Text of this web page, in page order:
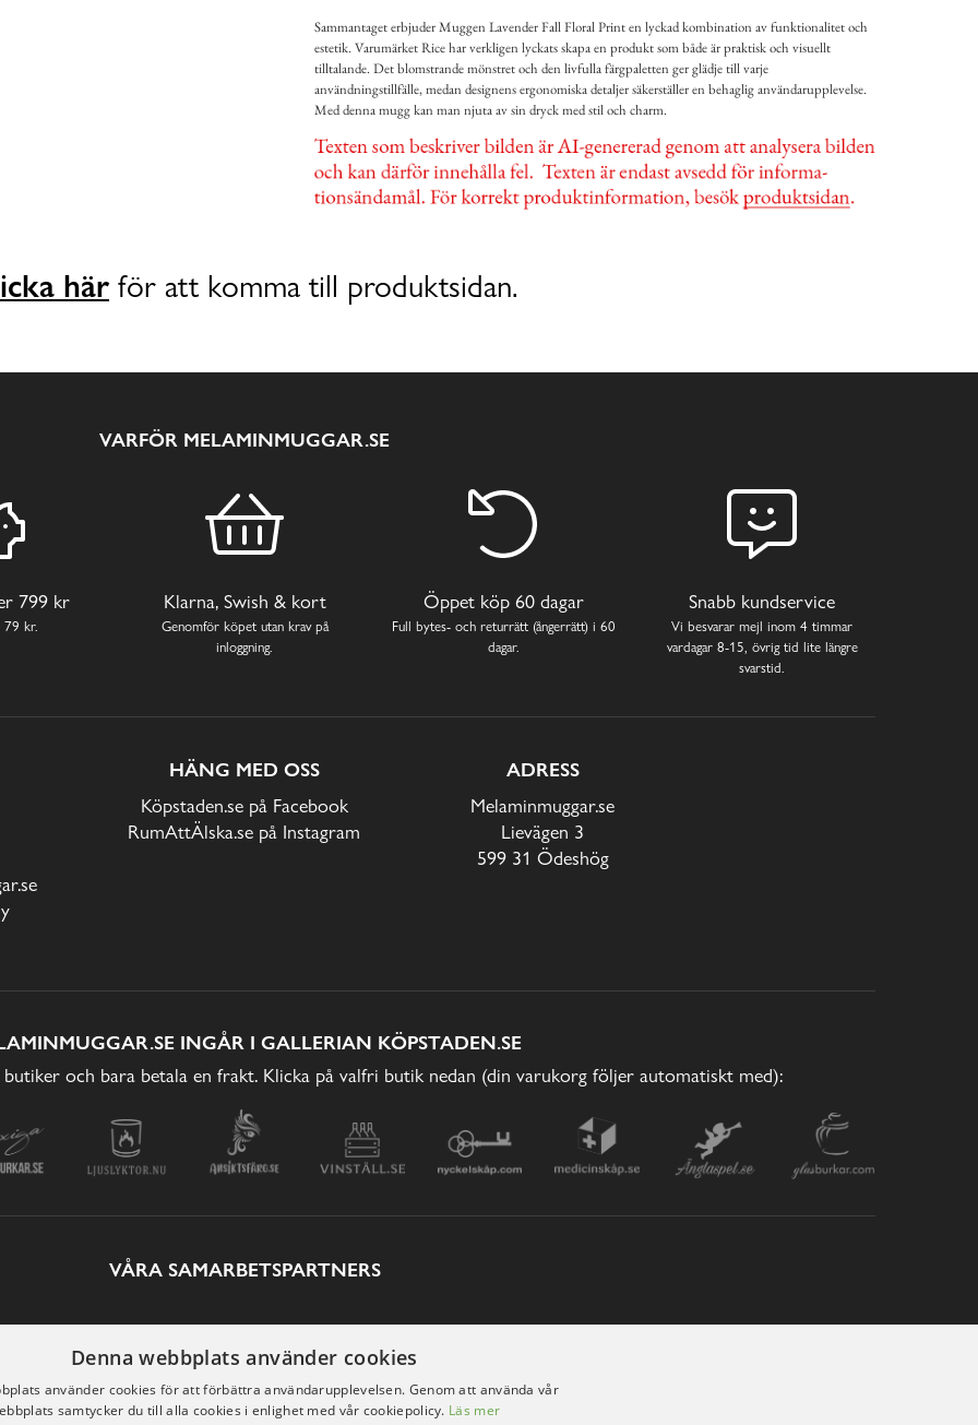
Sammantaget erbjuder Muggen Lavender Fall Floral Print en lyckad kombination av funktionalitet och
estetik. Varumärket Rice har verkligen lyckats skapa en produkt som både är praktisk och visuellt
tilltalande. Det blomstrande mönstret och den livfulla färgpaletten ger glädje till varje
användningstillfälle, medan designens ergonomiska detaljer säkerställer en behaglig användarupplevelse.
Med denna mugg kan man njuta av sin dryck med stil och charm.
här för att komma till produktsidan.
VARFÖR MELAMINMUGGAR.SE
799 kr
79 kr.
Klarna, Swish & kort
Genomför köpet utan krav på
inloggning.
Öppet köp 60 dagar
Full bytes- och returrätt (ångerrätt) i 60
dagar.
Snabb kundservice
Vi besvarar mejl inom 4 timmar
vardagar 8-15, övrig tid lite längre
svarstid.
HÄNG MED OSS
Köpstaden.se på Facebook
RumAttÄlska.se på Instagram
ADRESS
Melaminmuggar.se
Lievägen 3
599 31 Ödeshög
INGÅR I GALLERIAN KÖPSTADEN.SE
och bara betala en frakt. Klicka på valfri butik nedan (din varukorg följer automatiskt med):
VÅRA SAMARBETSPARTNERS
Denna webbplats använder cookies
använder cookies för att förbättra användarupplevelsen. Genom att använda vår
samtycker du till alla cookies i enlighet med vår cookiepolicy. Läs mer